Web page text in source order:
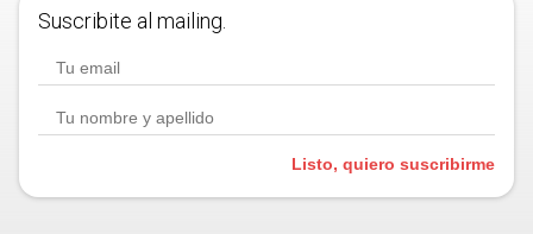
Suscribite al mailing.
Listo, quiero suscribirme